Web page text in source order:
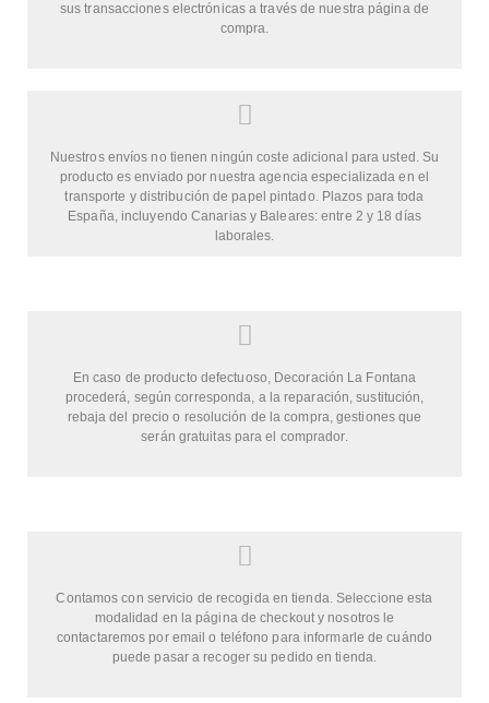
sus transacciones electrónicas a través de nuestra página de
compra.
Nuestros envíos no tienen ningún coste adicional para usted. Su
producto es enviado por nuestra agencia especializada en el
transporte y distribución de papel pintado. Plazos para toda
España, incluyendo Canarias y Baleares: entre 2 y 18 días
laborales.
En caso de producto defectuoso, Decoración La Fontana
procederá, según corresponda, a la reparación, sustitución,
rebaja del precio o resolución de la compra, gestiones que
serán gratuitas para el comprador.
Contamos con servicio de recogida en tienda. Seleccione esta
modalidad en la página de checkout y nosotros le
contactaremos por email o teléfono para informarle de cuándo
puede pasar a recoger su pedido en tienda.